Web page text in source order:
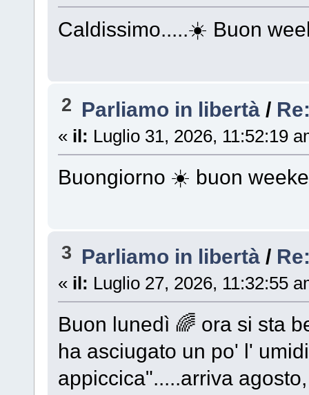
Caldissimo.....☀️ Buon
2 Parliamo in libertà /
« il: Luglio 31, 2026, 11:52:19
Buongiorno ☀️ buon
3 Parliamo in libertà /
« il: Luglio 27, 2026, 11:32:55
Buon lunedì 🌈 ora si sta
ha asciugato un po' l'
appiccica".....arriva